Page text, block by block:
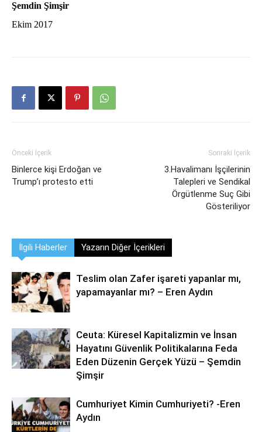
Şemdin Şimşir
Ekim 2017
Önceki İçerik
Binlerce kişi Erdoğan ve
Trump’ı protesto etti
Sonraki İçerik
3.Havalimanı İşçilerinin
Talepleri ve Sendikal
Örgütlenme Suç Gibi
Gösteriliyor
İlgili Haberler Yazarın Diğer İçerikleri
Teslim olan Zafer işareti yapanlar mı,
yapamayanlar mı? – Eren Aydın
Ceuta: Küresel Kapitalizmin ve İnsan
Hayatını Güvenlik Politikalarına Feda
Eden Düzenin Gerçek Yüzü – Şemdin
Şimşir
Cumhuriyet Kimin Cumhuriyeti? -Eren
Aydın